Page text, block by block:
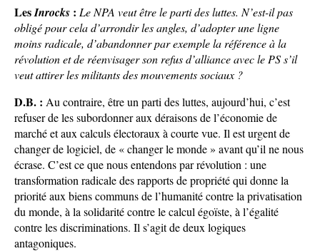
LesInrocks : Le NPA veut être le parti des luttes. N’est-il pas
obligé pour cela d’arrondir les angles, d’adopter une ligne
moins radicale, d’abandonner par exemple la référence à la
révolution et de réenvisager son refus d’alliance avec le PS s’il
veut attirer les militants des mouvements sociaux ?
D.B. : Au contraire, être un parti des luttes, aujourd’hui, c’est
refuser de les subordonner aux déraisons de l’économie de
marché et aux calculs électoraux à courte vue. Il est urgent de
changer de logiciel, de « changer le monde » avant qu’il ne nous
écrase. C’est ce que nous entendons par révolution : une
transformation radicale des rapports de propriété qui donne la
priorité aux biens communs de l’humanité contre la privatisation
du monde, à la solidarité contre le calcul égoïste, à l’égalité
contre les discriminations. Il s’agit de deux logiques
antagoniques.